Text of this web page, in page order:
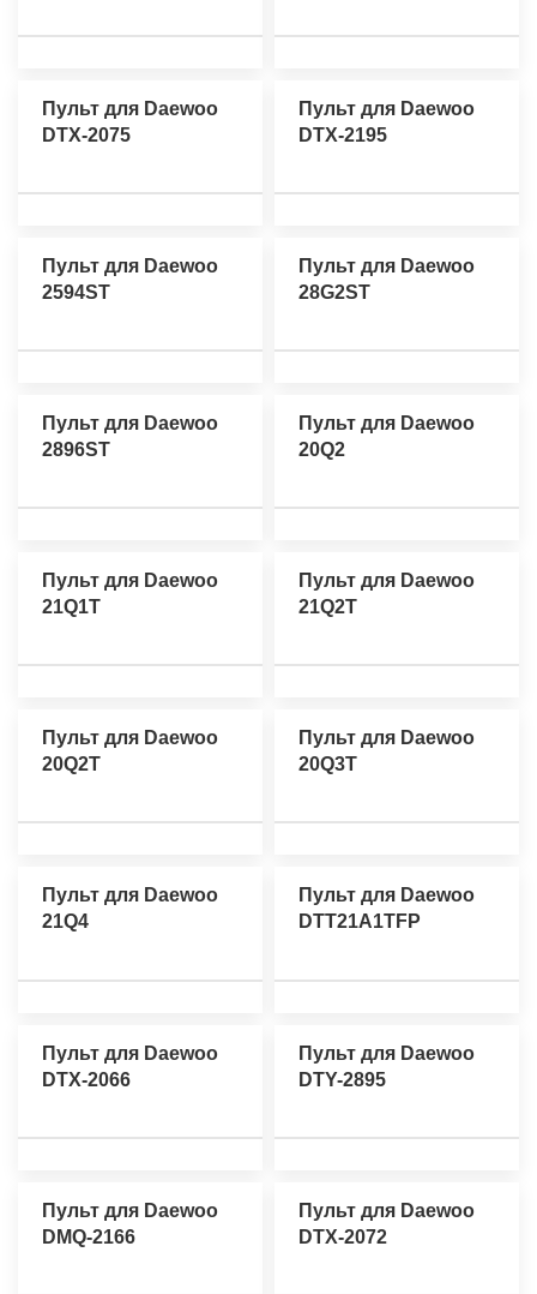
Пульт для Daewoo
DTX-2075
Пульт для Daewoo
DTX-2195
Пульт для Daewoo
2594ST
Пульт для Daewoo
28G2ST
Пульт для Daewoo
2896ST
Пульт для Daewoo
20Q2
Пульт для Daewoo
21Q1T
Пульт для Daewoo
21Q2T
Пульт для Daewoo
20Q2T
Пульт для Daewoo
20Q3T
Пульт для Daewoo
21Q4
Пульт для Daewoo
DTT21A1TFP
Пульт для Daewoo
DTX-2066
Пульт для Daewoo
DTY-2895
Пульт для Daewoo
DMQ-2166
Пульт для Daewoo
DTX-2072